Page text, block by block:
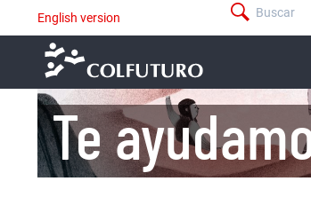
contenido
principal
menú
-
barra
superior
English version Buscar
Te